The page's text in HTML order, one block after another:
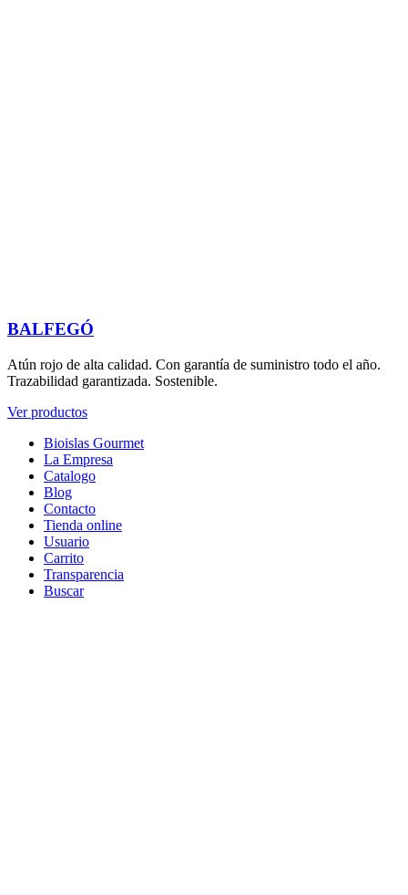
BALFEGÓ
Atún rojo de alta calidad. Con garantía de suministro todo el año.
Trazabilidad garantizada. Sostenible.
Ver productos
Bioislas Gourmet
La Empresa
Catalogo
Blog
Contacto
Tienda online
Usuario
Carrito
Transparencia
Buscar